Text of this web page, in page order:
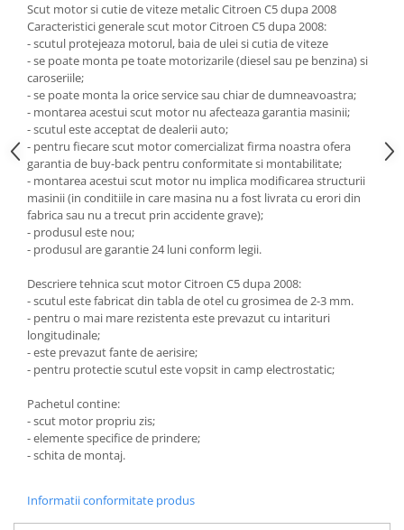
Carlige Hyundai
Carlige Infiniti
Carlige Isuzu
Carlige Iveco
Carlige Jaecoo
Carlige Jaecoo 5
Carlige Jaecoo 7
Carlige Jaecoo E5
Carlige Jeep
Carlige Kia
Carlige Kia EV4
Carlige Kia EV5
Carlige Kia PV5
Carlige Lada
Carlige Lancia
Carlige Land Rover
Carlige Lexus
Carlige MAN
Carlige Mazda
Carlige Mercedes
Scut motor si cutie de viteze metalic Citroen C5 dupa 2008
Caracteristici generale scut motor Citroen C5 dupa 2008:
- scutul protejeaza motorul, baia de ulei si cutia de viteze
- se poate monta pe toate motorizarile (diesel sau pe benzina) si
caroseriile;
- se poate monta la orice service sau chiar de dumneavoastra;
- montarea acestui scut motor nu afecteaza garantia masinii;
- scutul este acceptat de dealerii auto;
- pentru fiecare scut motor comercializat firma noastra ofera
garantia de buy-back pentru conformitate si montabilitate;
- montarea acestui scut motor nu implica modificarea structurii
masinii (in conditiile in care masina nu a fost livrata cu erori din
fabrica sau nu a trecut prin accidente grave);
- produsul este nou;
- produsul are garantie 24 luni conform legii.
Descriere tehnica scut motor Citroen C5 dupa 2008:
- scutul este fabricat din tabla de otel cu grosimea de 2-3 mm.
- pentru o mai mare rezistenta este prevazut cu intarituri
longitudinale;
- este prevazut fante de aerisire;
- pentru protectie scutul este vopsit in camp electrostatic;
Pachetul contine:
- scut motor propriu zis;
- elemente specifice de prindere;
- schita de montaj.
Informatii conformitate produs